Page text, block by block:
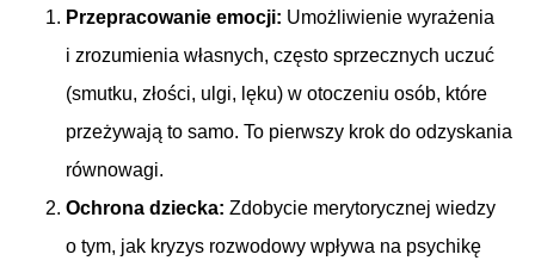
Przepracowanie emocji: Umożliwienie wyrażenia
i zrozumienia własnych, często sprzecznych uczuć
(smutku, złości, ulgi, lęku) w otoczeniu osób, które
przeżywają to samo. To pierwszy krok do odzyskania
równowagi.
Ochrona dziecka: Zdobycie merytorycznej wiedzy
o tym, jak kryzys rozwodowy wpływa na psychikę